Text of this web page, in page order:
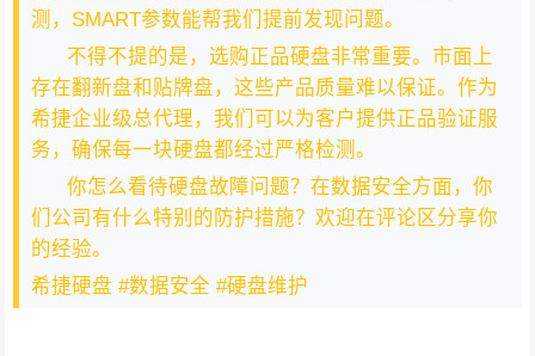
测，SMART参数能帮我们提前发现问题。
不得不提的是，选购正品硬盘非常重要。市面上
存在翻新盘和贴牌盘，这些产品质量难以保证。作为
希捷企业级总代理，我们可以为客户提供正品验证服
务，确保每一块硬盘都经过严格检测。
你怎么看待硬盘故障问题？在数据安全方面，你
们公司有什么特别的防护措施？欢迎在评论区分享你
的经验。
希捷硬盘 #数据安全 #硬盘维护